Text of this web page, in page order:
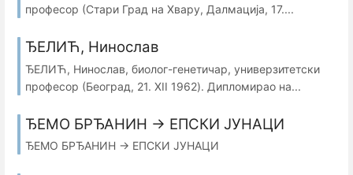
професор (Стари Град на Хвару, Далмација, 17....
ЂЕЛИЋ, Нинослав
ЂЕЛИЋ, Нинослав, биолог-генетичар, универзитетски
професор (Београд, 21. XII 1962). Дипломирао на...
ЂЕМО БРЂАНИН → ЕПСКИ ЈУНАЦИ
ЂЕМО БРЂАНИН → ЕПСКИ ЈУНАЦИ